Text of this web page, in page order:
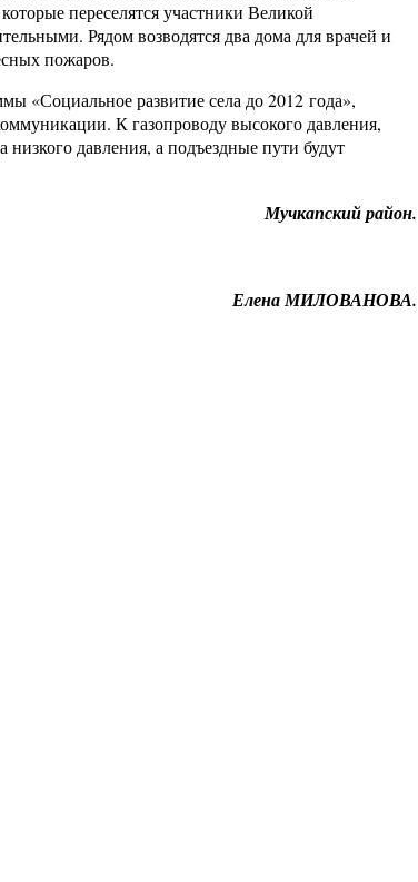
переселятся участники Великой
Рядом возводятся два дома для врачей и
пожаров.
«Социальное развитие села до 2012 года»,
К газопроводу высокого давления,
низкого давления, а подъездные пути будут
Мучкапский район.
Елена МИЛОВАНОВА.